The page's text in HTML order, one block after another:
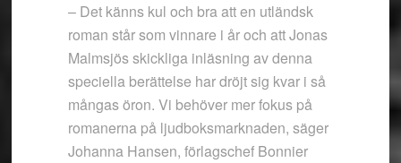
– Det känns kul och bra att en utländsk
roman står som vinnare i år och att Jonas
Malmsjös skickliga inläsning av denna
speciella berättelse har dröjt sig kvar i så
mångas öron. Vi behöver mer fokus på
romanerna på ljudboksmarknaden, säger
Johanna Hansen, förlagschef Bonnier